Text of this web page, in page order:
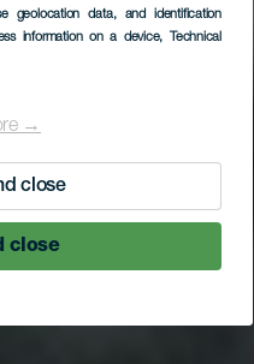
geolocation data, and identification
information on a device, Technical
→
close
close